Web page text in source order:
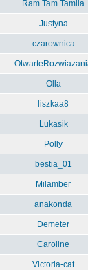
Ram Tam Tamila
Justyna
czarownica
Olla
liszkaa8
Lukasik
Polly
bestia_01
Milamber
anakonda
Demeter
Caroline
Victoria-cat